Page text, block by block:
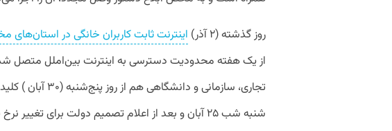
روز گذشته (۲ آذر) اینترنت ثابت کاربران خانگی در استان‌های
از یک هفته محدودیت دسترسی به اینترنت بین‌املل متصل
تجاری، سازمانی و
شنبه شب ۲۵ آبان و بعد از اعلام تصمیم دولت برای